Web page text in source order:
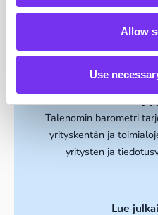
Allow
Use
Lue
Talenom pk-
Talenomin barometri
yrityskentän ja
yritysten ja
Lue